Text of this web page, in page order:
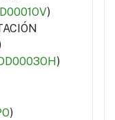
)
)
)